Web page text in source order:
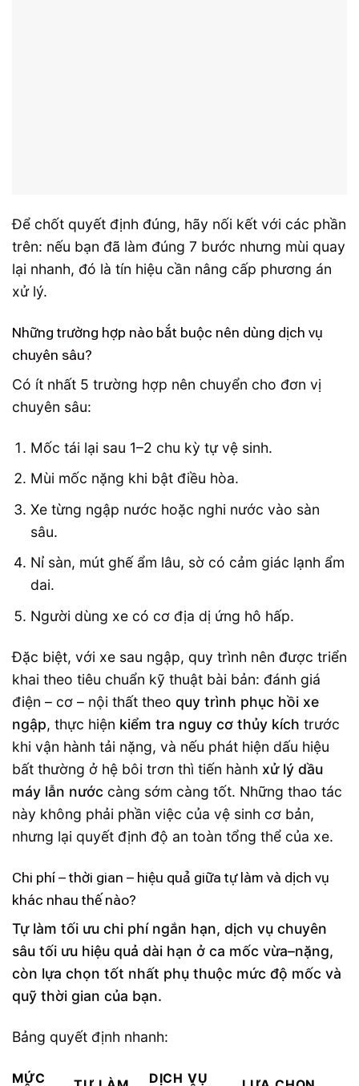
Để chốt quyết định đúng, hãy nối kết với các phần
trên: nếu bạn đã làm đúng 7 bước nhưng mùi quay
lại nhanh, đó là tín hiệu cần nâng cấp phương án
xử lý.
Những trường hợp nào bắt buộc nên dùng dịch vụ
chuyên sâu?
Có ít nhất 5 trường hợp nên chuyển cho đơn vị
chuyên sâu:
Mốc tái lại sau 1–2 chu kỳ tự vệ sinh.
Mùi mốc nặng khi bật điều hòa.
Xe từng ngập nước hoặc nghi nước vào sàn
sâu.
Nỉ sàn, mút ghế ẩm lâu, sờ có cảm giác lạnh ẩm
dai.
Người dùng xe có cơ địa dị ứng hô hấp.
Đặc biệt, với xe sau ngập, quy trình nên được triển
khai theo tiêu chuẩn kỹ thuật bài bản: đánh giá
điện – cơ – nội thất theo quy trình phục hồi xe
ngập, thực hiện kiểm tra nguy cơ thủy kích trước
khi vận hành tải nặng, và nếu phát hiện dấu hiệu
bất thường ở hệ bôi trơn thì tiến hành xử lý dầu
máy lẫn nước càng sớm càng tốt. Những thao tác
này không phải phần việc của vệ sinh cơ bản,
nhưng lại quyết định độ an toàn tổng thể của xe.
Chi phí – thời gian – hiệu quả giữa tự làm và dịch vụ
khác nhau thế nào?
Tự làm tối ưu chi phí ngắn hạn, dịch vụ chuyên
sâu tối ưu hiệu quả dài hạn ở ca mốc vừa–nặng,
còn lựa chọn tốt nhất phụ thuộc mức độ mốc và
quỹ thời gian của bạn.
Bảng quyết định nhanh:
MỨC
DỊCH VỤ